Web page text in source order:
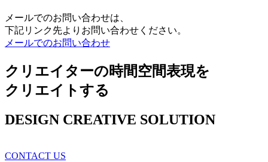
メールでのお問い合わせは、
下記リンク先よりお問い合わせください。
メールでのお問い合わせ
クリエイターの時間空間表現を
クリエイトする
DESIGN CREATIVE SOLUTION
CONTACT US